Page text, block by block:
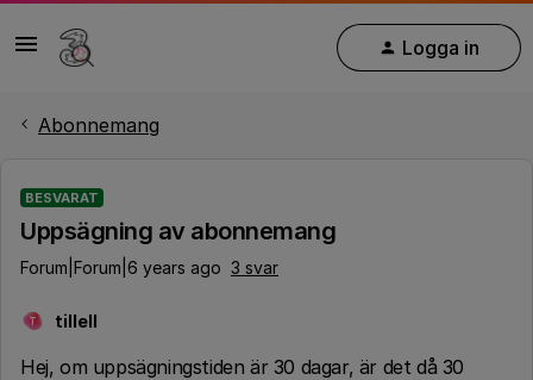
Logga in
Abonnemang
BESVARAT
Uppsägning av abonnemang
Forum|Forum|6 years ago 3 svar
T tillell
Hej, om uppsägningstiden är 30 dagar, är det då 30